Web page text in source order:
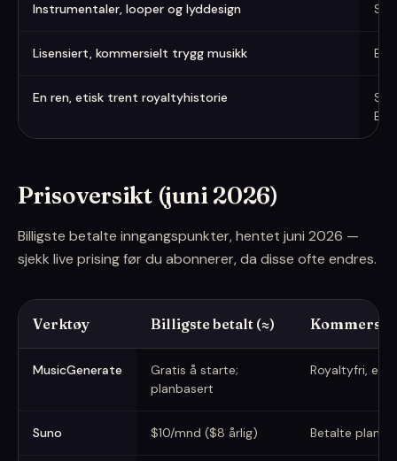
Instrumentaler, looper og lyddesign
Lisensiert, kommersielt trygg musikk
En ren, etisk trent royaltyhistorie
Prisoversikt (juni 2026)
Billigste betalte inngangspunkter, hentet juni 2026 —
sjekk live prising før du abonnerer, da disse ofte endres.
Verktøy Billigste betalt (≈)
MusicGenerate
Gratis å starte;
planbasert
Royaltyfri,
Suno $10/mnd ($8 årlig) Betalte planer